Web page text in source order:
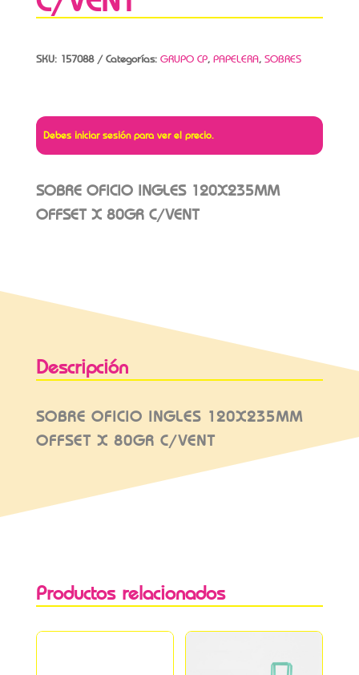
SKU: 157088 Categorías: GRUPO CP, PAPELERA, SOBRES
Debes iniciar sesión para ver el precio.
SOBRE OFICIO INGLES 120X235MM
OFFSET X 80GR C/VENT
Descripción
SOBRE OFICIO INGLES 120X235MM
OFFSET X 80GR C/VENT
Productos relacionados